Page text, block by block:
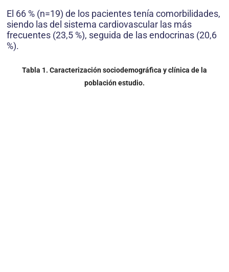
El 66 % (n=19) de los pacientes tenía comorbilidades,
siendo las del sistema cardiovascular las más
frecuentes (23,5 %), seguida de las endocrinas (20,6
%).
Tabla 1. Caracterización sociodemográfica y clínica de la
población estudio.